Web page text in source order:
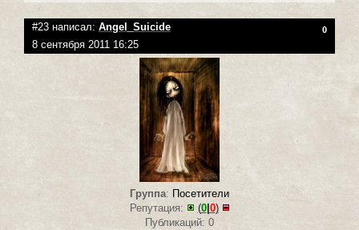
#23 написал: Angel_Suicide 0
8 сентября 2011 16:25
Группа: Посетители
Репутация:
(0| 0)
Публикаций: 0